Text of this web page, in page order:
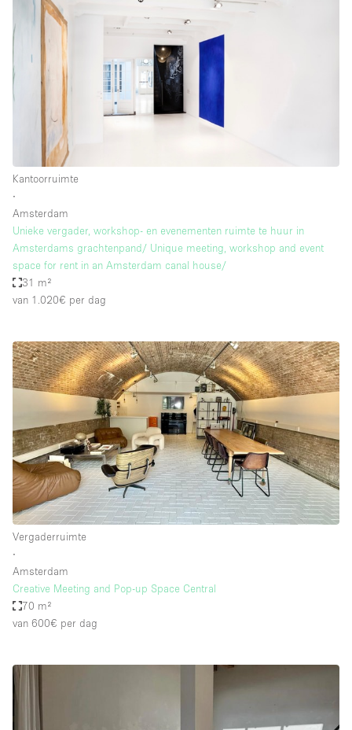
Kantoorruimte
∙
Amsterdam
Unieke vergader, workshop- en evenementen ruimte te huur in
Amsterdams grachtenpand/ Unique meeting, workshop and event
space for rent in an Amsterdam canal house/
31 m²
van 1.020€ per dag
Vergaderruimte
∙
Amsterdam
Creative Meeting and Pop-up Space Central
70 m²
van 600€ per dag